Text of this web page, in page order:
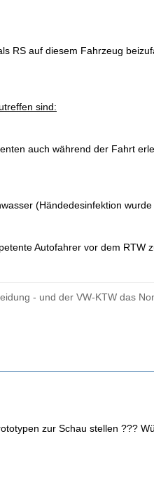
RS auf diesem Fahrzeug
sind:
auch während der Fahrt
(Händedesinfektion
Autofahrer vor dem RTW
- und der VW-KTW das
zur Schau stellen ???